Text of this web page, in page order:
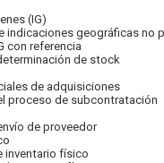
(IG)
indicaciones geográficas no
con referencia
de stock
de adquisiciones
proceso de subcontratación
de proveedor
inventario físico